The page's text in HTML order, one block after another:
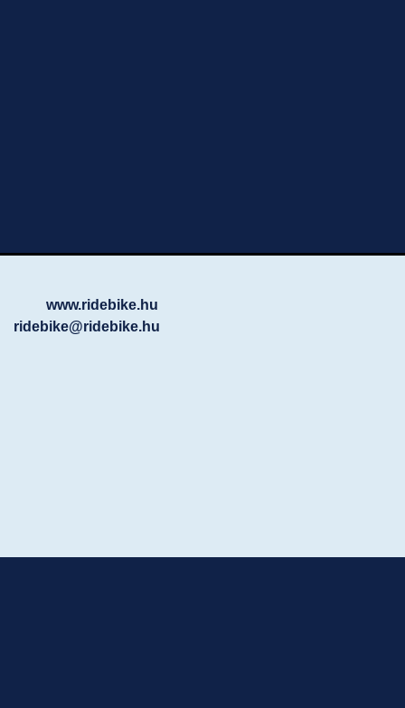
www.ridebike.hu
ridebike@ridebike.hu